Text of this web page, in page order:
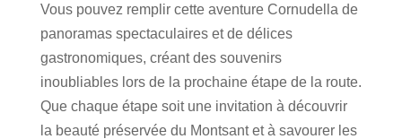
Vous pouvez remplir cette aventure Cornudella de
panoramas spectaculaires et de délices
gastronomiques, créant des souvenirs
inoubliables lors de la prochaine étape de la route.
Que chaque étape soit une invitation à découvrir
la beauté préservée du Montsant et à savourer les